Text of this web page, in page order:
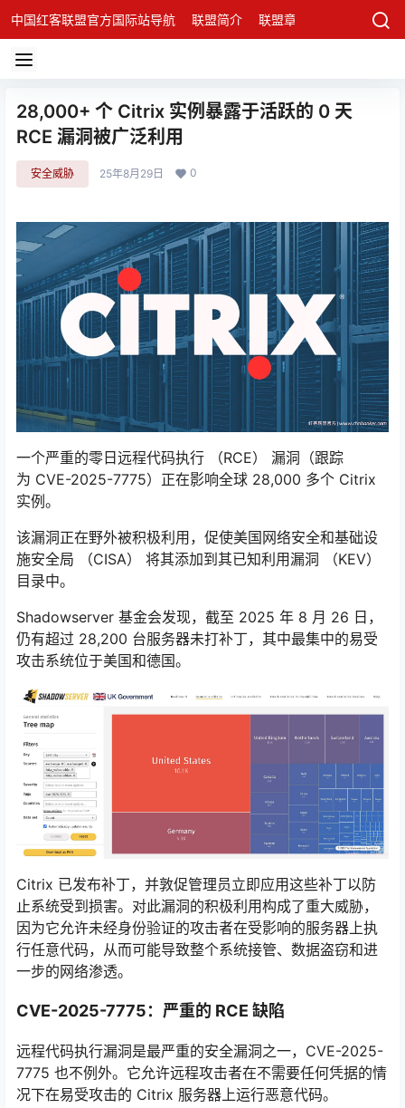
中国红客联盟官方国际站导航 联盟简介 联盟章程 联盟架构
28,000+ 个 Citrix 实例暴露于活跃的 0 天
RCE 漏洞被广泛利用
安全威胁 25年8月29日 0
一个严重的零日远程代码执行 （RCE） 漏洞（跟踪
为 CVE-2025-7775）正在影响全球 28,000 多个 Citrix
实例。
该漏洞正在野外被积极利用，促使美国网络安全和基础设
施安全局 （CISA） 将其添加到其已知利用漏洞 （KEV）
目录中。
Shadowserver 基金会发现，截至 2025 年 8 月 26 日，
仍有超过 28,200 台服务器未打补丁，其中最集中的易受
攻击系统位于美国和德国。
Citrix 已发布补丁，并敦促管理员立即应用这些补丁以防
止系统受到损害。对此漏洞的积极利用构成了重大威胁，
因为它允许未经身份验证的攻击者在受影响的服务器上执
行任意代码，从而可能导致整个系统接管、数据盗窃和进
一步的网络渗透。
CVE-2025-7775：严重的 RCE 缺陷
远程代码执行漏洞是最严重的安全漏洞之一，CVE-2025-
7775 也不例外。它允许远程攻击者在不需要任何凭据的情
况下在易受攻击的 Citrix 服务器上运行恶意代码。